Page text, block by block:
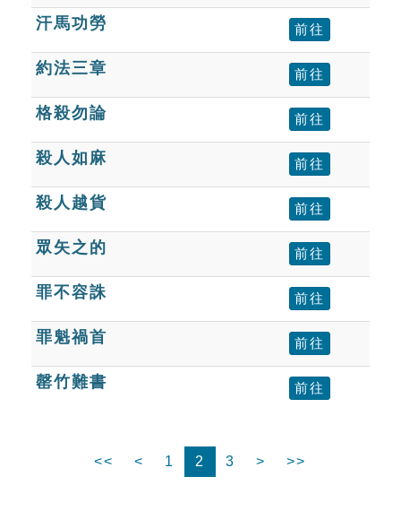
遊戲專區
教學應用
貓頭鷹博士
汗馬功勞 前往
約法三章 前往
格殺勿論 前往
殺人如麻 前往
殺人越貨 前往
眾矢之的 前往
罪不容誅 前往
罪魁禍首 前往
罄竹難書 前往
<< < 1 2 3 > >>